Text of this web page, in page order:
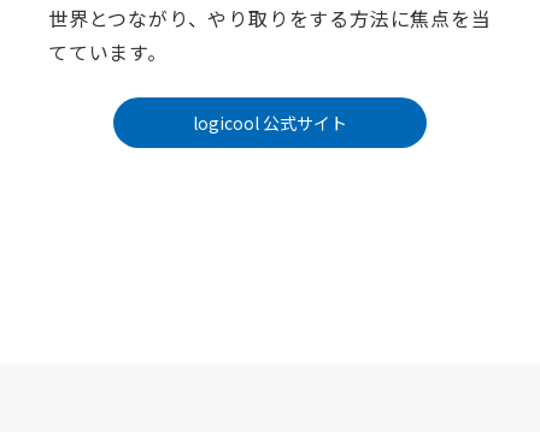
世界とつながり、やり取りをする方法に焦点を当
てています。
logicool 公式サイト